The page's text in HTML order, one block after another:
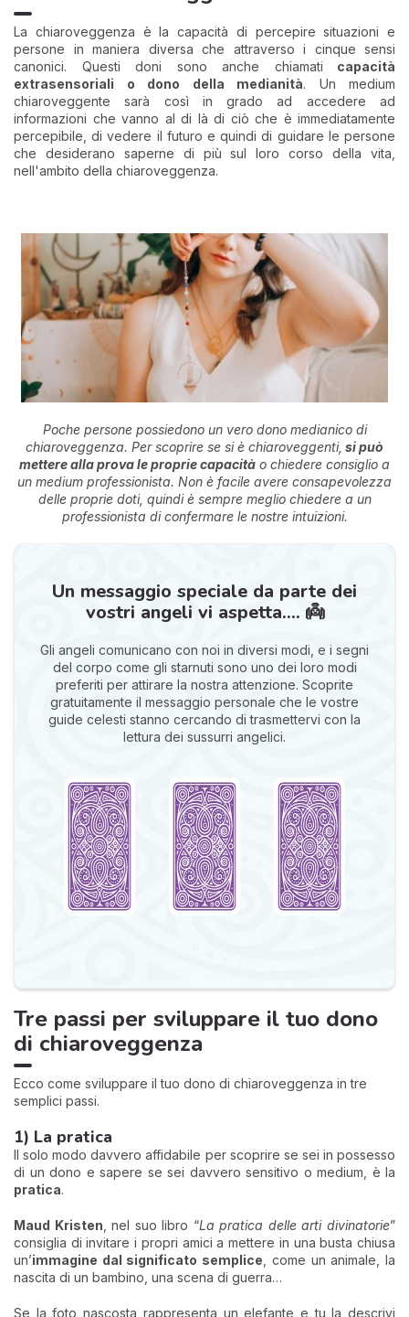
La chiaroveggenza è la capacità di percepire situazioni e
persone in maniera diversa che attraverso i cinque sensi
canonici. Questi doni sono anche chiamati capacità
extrasensoriali o dono della medianità. Un medium
chiaroveggente sarà così in grado ad accedere ad
informazioni che vanno al di là di ciò che è immediatamente
percepibile, di vedere il futuro e quindi di guidare le persone
che desiderano saperne di più sul loro corso della vita,
nell'ambito della chiaroveggenza.
Poche persone possiedono un vero dono medianico di
chiaroveggenza. Per scoprire se si è chiaroveggenti, si può
mettere alla prova le proprie capacità o chiedere consiglio a
un medium professionista. Non è facile avere consapevolezza
delle proprie doti, quindi è sempre meglio chiedere a un
professionista di confermare le nostre intuizioni.
Un messaggio speciale da parte dei
vostri angeli vi aspetta.... 👼
Gli angeli comunicano con noi in diversi modi, e i segni
del corpo come gli starnuti sono uno dei loro modi
preferiti per attirare la nostra attenzione. Scoprite
gratuitamente il messaggio personale che le vostre
guide celesti stanno cercando di trasmettervi con la
lettura dei sussurri angelici.
Tre passi per sviluppare il tuo dono
di chiaroveggenza
Ecco come sviluppare il tuo dono di chiaroveggenza in tre
semplici passi.
1) La pratica
Il solo modo davvero affidabile per scoprire se sei in possesso
di un dono e sapere se sei davvero sensitivo o medium, è la
pratica.
Maud Kristen , nel suo libro “La pratica delle arti divinatorie”
consiglia di invitare i propri amici a mettere in una busta chiusa
un’immagine dal significato semplice , come un animale, la
nascita di un bambino, una scena di guerra…
Se la foto nascosta rappresenta un elefante e tu la descrivi